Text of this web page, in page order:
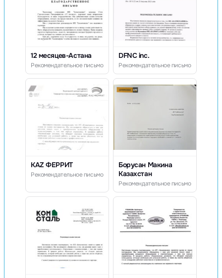
12 месяцев-Астана
Рекомендательное письмо
DFNC inc.
Рекомендательное письмо
KAZ ФЕРРИТ
Рекомендательное письмо
Борусан Макина
Казахстан
Рекомендательное письмо